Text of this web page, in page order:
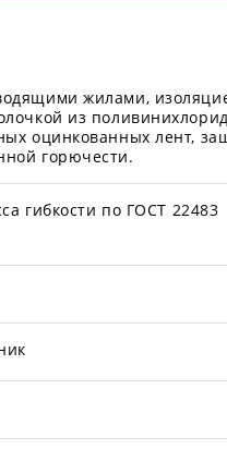
жилами,
из
оцинкованных лент,
горючести.
гибкости по ГОСТ 22483